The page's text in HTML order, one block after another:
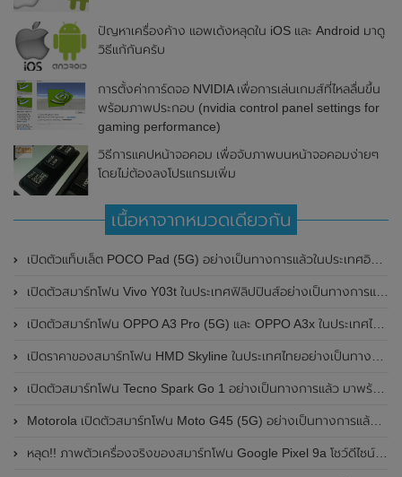
ปัญหาเครื่องค้าง แอพเด้งหลุดใน iOS และ Android มาดู
วิธีแก้กันครับ
การตั้งค่าการ์ดจอ NVIDIA เพื่อการเล่นเกมส์ที่ไหลลื่นขึ้น
พร้อมภาพประกอบ (nvidia control panel settings for
gaming performance)
วิธีการแคปหน้าจอคอม เพื่อจับภาพบนหน้าจอคอมง่ายๆ
โดยไม่ต้องลงโปรแกรมเพิ่ม
เนื้อหาจากหมวดเดียวกัน
เปิดตัวแท็บเล็ต POCO Pad (5G) อย่างเป็นทางการแล้วในประเทศอินเดีย มาพร้อมชิปเซ็ต Snapdragon 7s Gen 2 ของ Qualcomm และรองรับเครือข่าย 5G
เปิดตัวสมาร์ทโฟน Vivo Y03t ในประเทศฟิลิปปินส์อย่างเป็นทางการแล้ว มาพร้อมชิปเซ็ต Unisoc T612 , กล้องหลัง ความละเอียด 13MP , แบตเตอรี่ 5,000mAh และหน้าจอแสดงผล LCD / 90Hz
เปิดตัวสมาร์ทโฟน OPPO A3 Pro (5G) และ OPPO A3x ในประเทศไทยอย่างเป็นทางการแล้ว ในราคาเริ่มต้นเพียง 3,999 บาท
เปิดราคาของสมาร์ทโฟน HMD Skyline ในประเทศไทยอย่างเป็นทางการแล้ว ราคา 14,990 บาท
เปิดตัวสมาร์ทโฟน Tecno Spark Go 1 อย่างเป็นทางการแล้ว มาพร้อมหน้าจอแสดงผล LCD / 120Hz , แบตเตอรี่ 5,000mAh และใช้ชิปเซ็ต Unisoc
Motorola เปิดตัวสมาร์ทโฟน Moto G45 (5G) อย่างเป็นทางการแล้วในอินเดีย
หลุด!! ภาพตัวเครื่องจริงของสมาร์ทโฟน Google Pixel 9a โชว์ดีไซน์ใหม่ กล้องหลังแบนราบ ไม่มีกรอบของกล้องแล้ว